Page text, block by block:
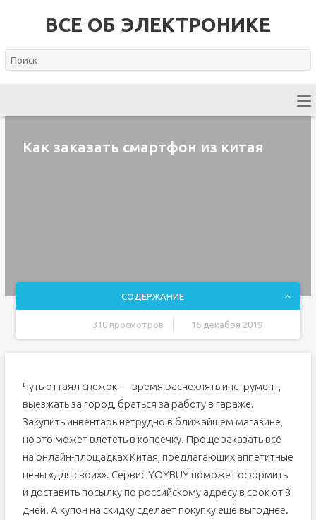
ВСЕ ОБ ЭЛЕКТРОНИКЕ
Как заказать смартфон из китая
СОДЕРЖАНИЕ
310 просмотров 16 декабря 2019
Как заказать товар?
Доставка: каким ты был, таким и остался
Спросить - быстрее чем искать.
Выбирайте известные бренды
Список рекомендаций
Чуть оттаял снежок — время расчехлять инструмент,
выезжать за город, браться за работу в гараже.
Закупить инвентарь нетрудно в ближайшем магазине,
но это может влететь в копеечку. Проще заказать всё
на онлайн-площадках Китая, предлагающих аппетитные
цены «для своих». Сервис YOYBUY поможет оформить
и доставить посылку по российскому адресу в срок от 8
дней. А купон на скидку сделает покупку ещё выгоднее.